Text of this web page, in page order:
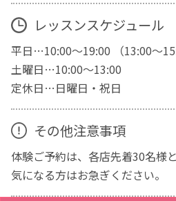
レッスンスケジュール
平日…10:00～19:00 （13:00～
土曜日…10:00～13:00
定休日…日曜日・祝日
その他注意事項
体験ご予約は、各店先着30名様
気になる方はお急ぎください。